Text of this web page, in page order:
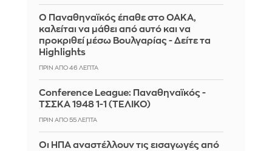
Ο Παναθηναϊκός έπαθε στο ΟΑΚΑ,
καλείται να μάθει από αυτό και να
προκριθεί μέσω Βουλγαρίας - Δείτε τα
Highlights
ΠΡΙΝ ΑΠΌ 46 ΛΕΠΤΆ
Conference League: Παναθηναϊκός -
ΤΣΣΚΑ 1948 1-1 (ΤΕΛΙΚΟ)
ΠΡΙΝ ΑΠΌ 55 ΛΕΠΤΆ
Οι ΗΠΑ αναστέλλουν τις εισαγωγές από